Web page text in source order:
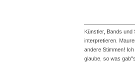
Künstler, Bands und
interpretieren.
andere Stimmen!
glaube, so was